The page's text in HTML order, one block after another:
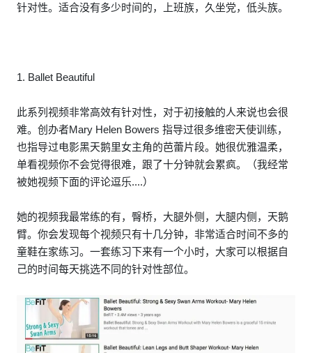
针对性。适合没有多少时间的，上班族，久坐党，低头族。
1. Ballet Beautiful
此系列视频非常高效有针对性，对于初接触的人来说也会很
难。创办者Mary Helen Bowers 指导过很多维密天使训练，
也指导过电影黑天鹅里女主角的芭蕾片段。她很优雅温柔，
单看视频你不会觉得很难，跟了十分钟就会累疯。（我经常
被她视频下面的评论逗乐....）
她的视频我最常练的有，臀桥，大腿外侧，大腿内侧，天鹅
臂。你会发现每个视频只有十几分钟，非常适合时间不多的
童鞋在家练习。一套练习下来有一个小时，大家可以根据自
己的时间每天挑选不同的针对性部位。